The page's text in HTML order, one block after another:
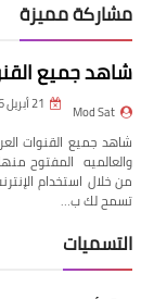
مشاركة مميزة
شاهد جميع
Mod Sat 21 أبريل 2026
والعالميه المفتوح
من خلال استخدام
تسمح لك ب…
التسميات